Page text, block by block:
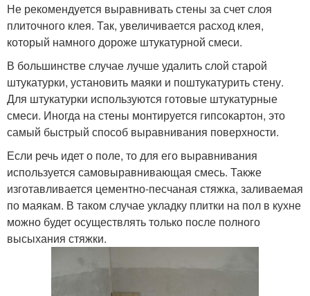
Не рекомендуется выравнивать стены за счет слоя
плиточного клея. Так, увеличивается расход клея,
который намного дороже штукатурной смеси.
В большинстве случае лучше удалить слой старой
штукатурки, установить маяки и поштукатурить стену.
Для штукатурки используются готовые штукатурные
смеси. Иногда на стены монтируется гипсокартон, это
самый быстрый способ выравнивания поверхности.
Если речь идет о поле, то для его выравнивания
используется самовыравнивающая смесь. Также
изготавливается цементно-песчаная стяжка, заливаемая
по маякам. В таком случае укладку плитки на пол в кухне
можно будет осуществлять только после полного
высыхания стяжки.